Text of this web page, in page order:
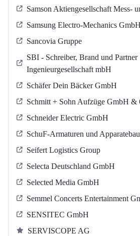
Samson Aktiengesellschaft Mess-
Samsung Electro-Mechanics GmbH
Sancovia Gruppe
SBI - Schreiber, Brand und Partner
Ingenieurgesellschaft mbH
Schäfer Dein Bäcker GmbH
Schmitt + Sohn Aufzüge GmbH &
Schneider Electric GmbH
SchuF-Armaturen und
Seifert Logistics Group
Selecta Deutschland GmbH
Selected Media GmbH
Semmel Concerts Entertainment
SENSITEC GmbH
SERVISCOPE AG